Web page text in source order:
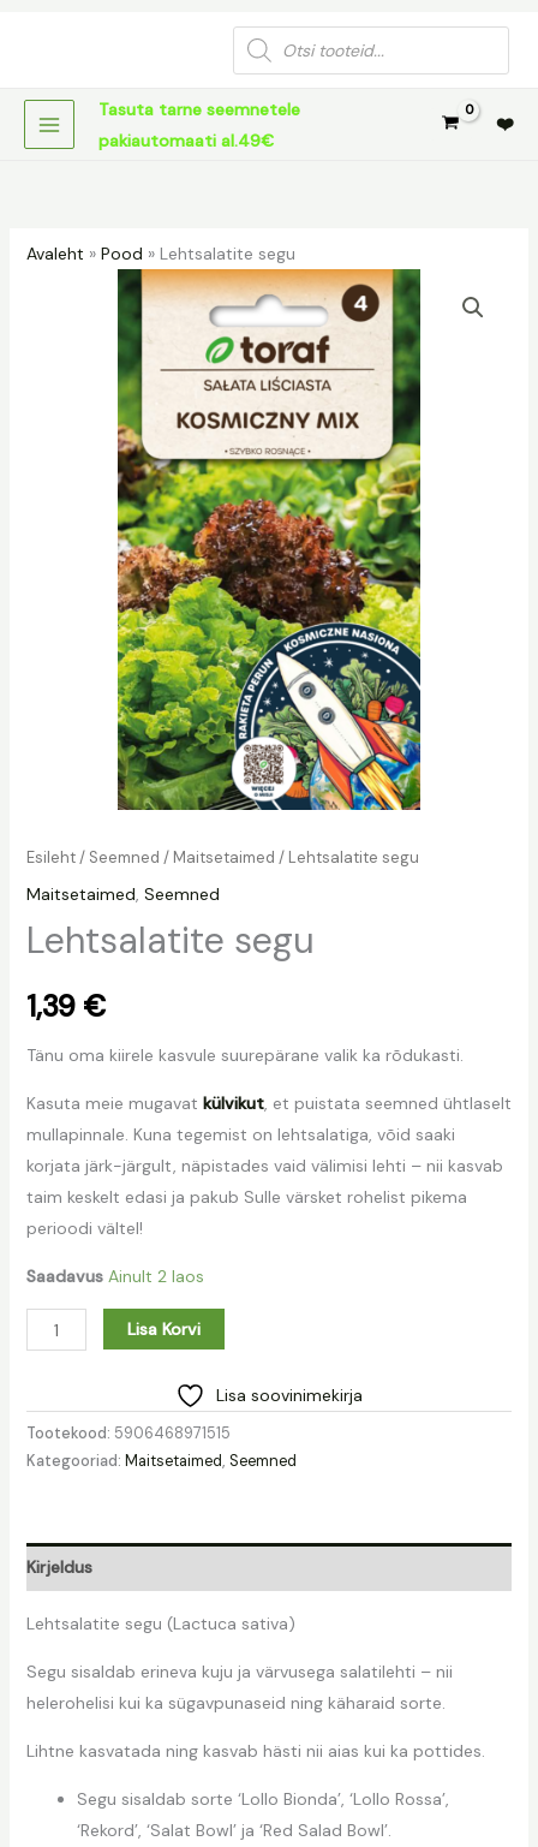
Products
search
Tasuta tarne seemnetele
pakiautomaati al.49€
❤️
Avaleht » Pood » Lehtsalatite segu
Esileht/ Seemned / Maitsetaimed / Lehtsalatite segu
Maitsetaimed, Seemned
Lehtsalatite segu
1,39 €
Tänu oma kiirele kasvule suurepärane valik ka rõdukasti.
Kasuta meie mugavat külvikut, et puistata seemned ühtlaselt
mullapinnale. Kuna tegemist on lehtsalatiga, võid saaki
korjata järk-järgult, näpistades vaid välimisi lehti – nii kasvab
taim keskelt edasi ja pakub Sulle värsket rohelist pikema
perioodi vältel!
Saadavus Ainult 2 laos
Lehtsalatite
Lisa Korvi
Lisa soovinimekirja
Tootekood: 5906468971515
Kategooriad: Maitsetaimed, Seemned
Kirjeldus
Lehtsalatite segu (Lactuca sativa)
Segu sisaldab erineva kuju ja värvusega salatilehti – nii
helerohelisi kui ka sügavpunaseid ning käharaid sorte.
Lihtne kasvatada ning kasvab hästi nii aias kui ka pottides.
Segu sisaldab sorte ‘Lollo Bionda’, ‘Lollo Rossa’,
‘Rekord’, ‘Salat Bowl’ ja ‘Red Salad Bowl’.